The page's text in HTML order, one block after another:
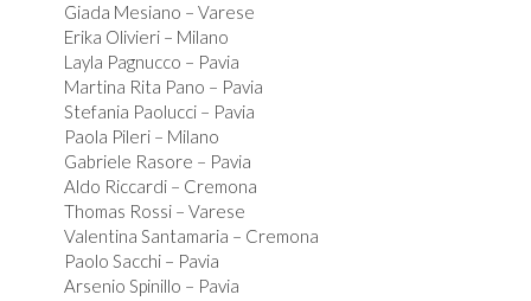
Giada Mesiano – Varese
Erika Olivieri – Milano
Layla Pagnucco – Pavia
Martina Rita Pano – Pavia
Stefania Paolucci – Pavia
Paola Pileri – Milano
Gabriele Rasore – Pavia
Aldo Riccardi – Cremona
Thomas Rossi – Varese
Valentina Santamaria – Cremona
Paolo Sacchi – Pavia
Arsenio Spinillo – Pavia